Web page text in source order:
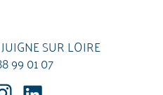
SUR LOIRE
99 01 07